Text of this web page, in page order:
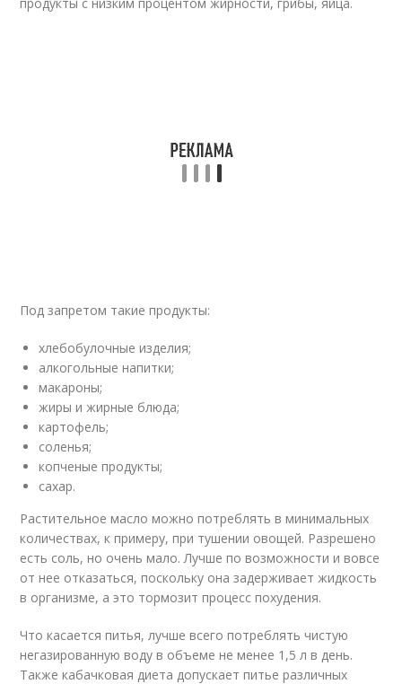
Под запретом такие продукты:
хлебобулочные изделия;
алкогольные напитки;
макароны;
жиры и жирные блюда;
картофель;
соленья;
копченые продукты;
сахар.
Растительное масло можно потреблять в минимальных
количествах, к примеру, при тушении овощей. Разрешено
есть соль, но очень мало. Лучше по возможности и вовсе
от нее отказаться, поскольку она задерживает жидкость
в организме, а это тормозит процесс похудения.
Что касается питья, лучше всего потреблять чистую
негазированную воду в объеме не менее 1,5 л в день.
Также кабачковая диета допускает питье различных